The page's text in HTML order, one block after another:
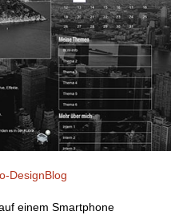
DesignBlog
einem Smartphone